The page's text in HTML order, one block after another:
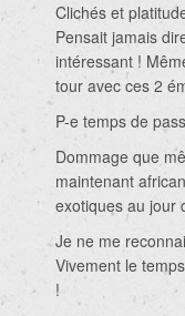
Clichés et
Pensait jamais
intéressant !
tour avec ces 2
P-e temps de
Dommage que
maintenant
exotiques au jour
Je ne me
Vivement le
!